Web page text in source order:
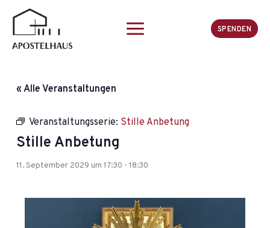
springen
SPENDEN
« Alle Veranstaltungen
Veranstaltungsserie: Stille Anbetung
Stille Anbetung
11. September 2029 um 17:30 -18:30